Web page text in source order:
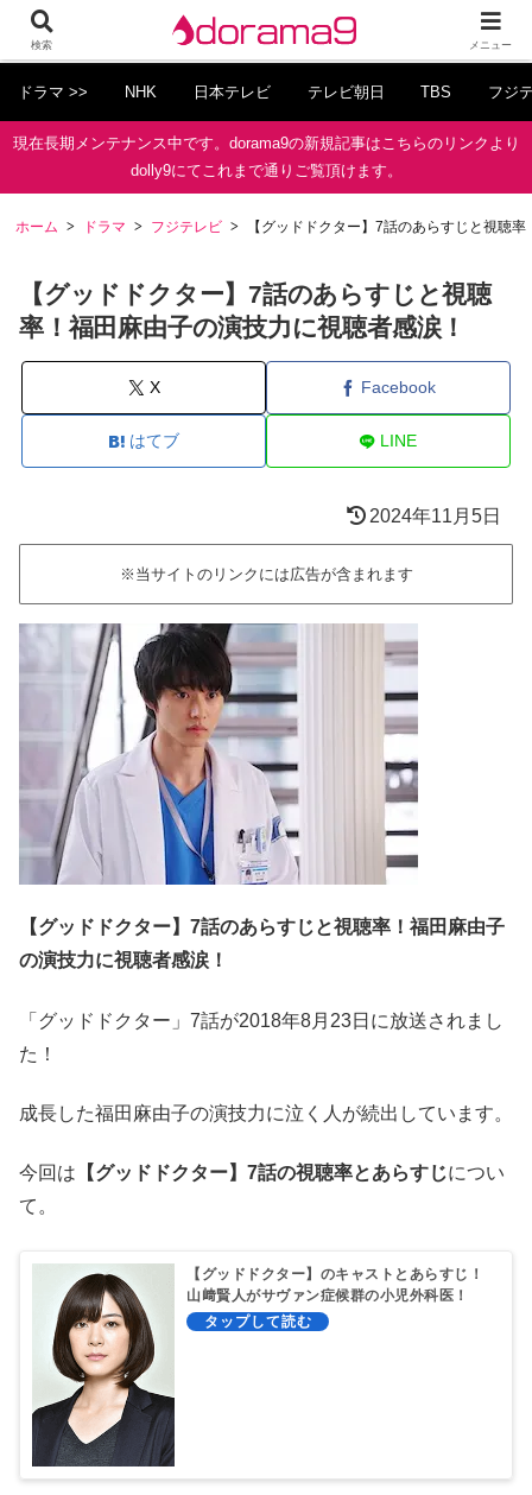
ドラマ >> NHK 日本テレビ テレビ朝日 TBS フジ
現在長期メンテナンス中です。dorama9の新規記事はこちらのリンクより
dolly9にてこれまで通りご覧頂けます。
ホーム ドラマ フジテレビ 【グッドドクター】7話のあらすじと視聴
【グッドドクター】7話のあらすじと視聴
率！福田麻由子の演技力に視聴者感涙！
X Facebook
はてブ LINE
2024年11月5日
※当サイトのリンクには広告が含まれます
【グッドドクター】7話のあらすじと視聴率！福田麻由子
の演技力に視聴者感涙！
「グッドドクター」7話が2018年8月23日に放送されまし
た！
成長した福田麻由子の演技力に泣く人が続出しています。
今回は 【グッドドクター】7話の視聴率とあらすじについ
て。
【グッドドクター】のキャストとあらすじ！
山﨑賢人がサヴァン症候群の小児外科医！
検索 メニュー